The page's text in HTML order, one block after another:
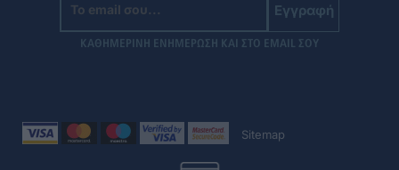
Εγγραφή
ΚΑΘΗΜΕΡΙΝΗ ΕΝΗΜΕΡΩΣΗ ΚΑΙ ΣΤΟ EMAIL ΣΟΥ
Sitemap